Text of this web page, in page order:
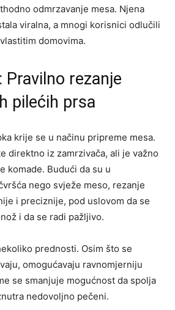
odmrzavanje mesa. Njena
viralna, a mnogi korisnici odlučili
domovima.
Pravilno rezanje
pilećih prsa
krije se u načinu pripreme mesa.
direktno iz zamrzivača, ali je važno
komade. Budući da su u
nego svježe meso, rezanje
i preciznije, pod uslovom da se
i da se radi pažljivo.
prednosti. Osim što se
omogućavaju ravnomjerniju
se smanjuje mogućnost da spolja
nedovoljno pečeni.